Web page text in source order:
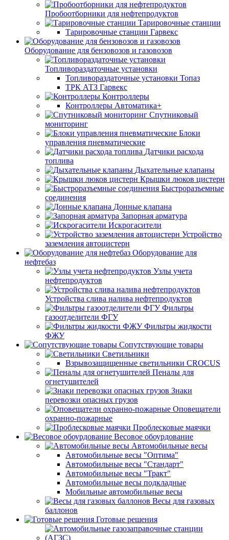
Пробоотборники для нефтепродуктов
Тарировочные станции
Тарировочные станции Гарвекс
Оборудование для бензовозов и газовозов
Топливораздаточные установки
Топливораздаточные установки Топаз
ТРК АТЗ Гарвекс
Контроллеры
Контроллеры Автоматика+
Спутниковый
мониторинг
Блоки
управления пневматические
Датчики расхода
топлива
Дыхательные клапаны
Крышки люков цистерн
Быстроразъемные
соединения
Донные клапана
Запорная арматура
Искрогасители
Устройство
заземления автоцистерн
Оборудование для
нефтебаз
Узлы учета
нефтепродуктов
Устройства слива налива нефтепродуктов
Фильтры
газоотделители ФГУ
Фильтры жидкости
ФЖУ
Сопутствующие товары
Светильники
Взрывозащищенные светильники CROCUS
Пеналы для
огнетушителей
Знаки
перевозки опасных грузов
Оповещатели
охранно-пожарные
Проблесковые маячки
Весовое обоурдование
Автомобильные весы
Автомобильные весы "Оптима"
Автомобильные весы "Стандарт"
Автомобильные весы "Тракт"
Автомобильные весы подкладные
Мобильные автомобильные весы
Весы для газовых
баллонов
Готовые решения